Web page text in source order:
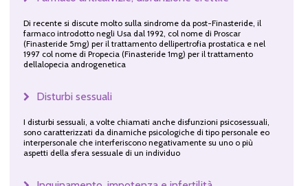
Di recente si discute molto sulla sindrome da post-Finasteride, il
farmaco introdotto negli Usa dal 1992, col nome di Proscar
(Finasteride 5mg) per il trattamento dellipertrofia prostatica e nel
1997 col nome di Propecia (Finasteride 1mg) per il trattamento
dellalopecia androgenetica
Disturbi sessuali
I disturbi sessuali, a volte chiamati anche disfunzioni psicosessuali,
sono caratterizzati da dinamiche psicologiche di tipo personale eo
interpersonale che interferiscono negativamente su uno o più
aspetti della sfera sessuale di un individuo